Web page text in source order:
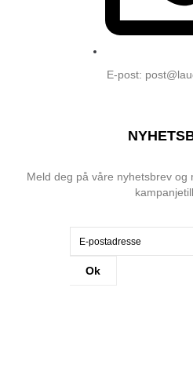
E-post:
Meld deg på våre nyhetsbrev og
Ok